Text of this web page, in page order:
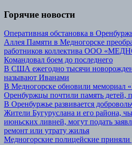
Горячие новости
Оперативная обстановка в
Аллея Памяти в Медногорске
работников коллектива ООО
Командовал боем до последнего
В США ежегодно тысячи
называют Иванами
В Медногорске обновили мемориал
Оренбуржцы почтили память детей,
В Оренбуржье развивается
Жители Бугуруслана и его района,
июньских ливней, могут подать
ремонт или утрату жилья
Медногорские полицейские приняли